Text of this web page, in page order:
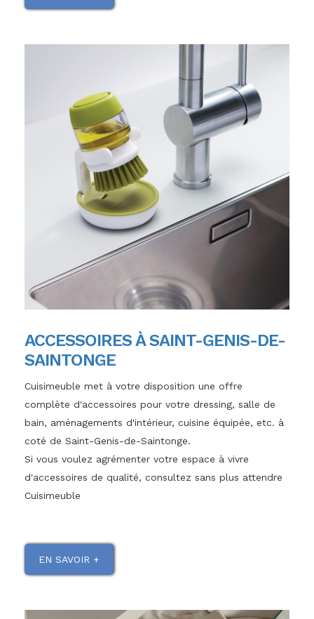
ACCESSOIRES À SAINT-GENIS-DE-
SAINTONGE
Cuisimeuble met à votre disposition une offre
complète d'accessoires pour votre dressing, salle de
bain, aménagements d'intérieur, cuisine équipée, etc. à
coté de Saint-Genis-de-Saintonge.
Si vous voulez agrémenter votre espace à vivre
d'accessoires de qualité, consultez sans plus attendre
Cuisimeuble
EN SAVOIR +